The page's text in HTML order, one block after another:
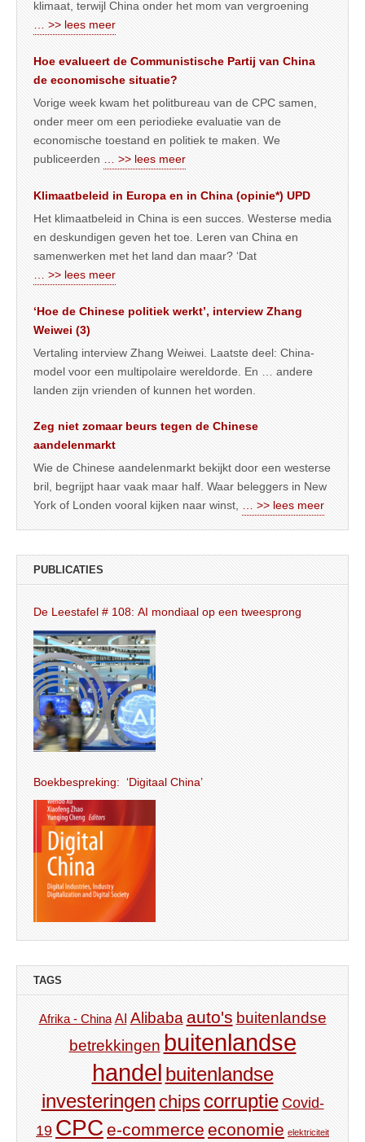
klimaat, terwijl China onder het mom van vergroening
… >> lees meer
Hoe evalueert de Communistische Partij van China
de economische situatie?
Vorige week kwam het politbureau van de CPC samen,
onder meer om een periodieke evaluatie van de
economische toestand en politiek te maken. We
publiceerden
… >> lees meer
Klimaatbeleid in Europa en in China (opinie*) UPD
Het klimaatbeleid in China is een succes. Westerse media
en deskundigen geven het toe. Leren van China en
samenwerken met het land dan maar? ‘Dat
… >> lees meer
‘Hoe de Chinese politiek werkt’, interview Zhang
Weiwei (3)
Vertaling interview Zhang Weiwei. Laatste deel: China-
model voor een multipolaire wereldorde. En … andere
landen zijn vrienden of kunnen het worden.
Zeg niet zomaar beurs tegen de Chinese
aandelenmarkt
Wie de Chinese aandelenmarkt bekijkt door een westerse
bril, begrijpt haar vaak maar half. Waar beleggers in New
York of Londen vooral kijken naar winst,
… >> lees meer
PUBLICATIES
De Leestafel # 108: AI mondiaal op een tweesprong
Boekbespreking: ‘Digitaal China’
TAGS
Afrika - China AI Alibaba auto's buitenlandse
betrekkingen buitenlandse
handel buitenlandse
investeringen chips corruptie Covid-
19 CPC e-commerce economie elektriciteit